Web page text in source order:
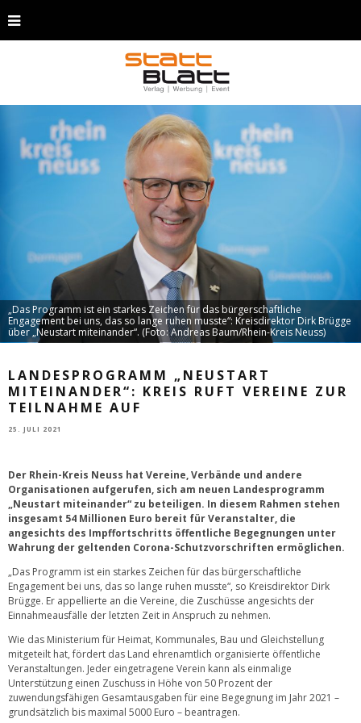
„Das Programm ist ein starkes Zeichen für das bürgerschaftliche
Engagement bei uns, das so lange ruhen musste“: Kreisdirektor Dirk Brügge
über „Neustart miteinander“. (Foto: Andreas Baum/Rhein-Kreis Neuss)
LANDESPROGRAMM „NEUSTART
MITEINANDER“: KREIS RUFT VEREINE ZUR
TEILNAHME AUF
25. JULI 2021
Der Rhein-Kreis Neuss hat Vereine, Verbände und andere
Organisationen aufgerufen, sich am neuen Landesprogramm
„Neustart miteinander“ zu beteiligen. In diesem Rahmen stehen
insgesamt 54 Millionen Euro bereit für Veranstalter, die
angesichts des Impffortschritts öffentliche Begegnungen unter
Wahrung der geltenden Corona-Schutzvorschriften ermöglichen.
„Das Programm ist ein starkes Zeichen für das bürgerschaftliche
Engagement bei uns, das so lange ruhen musste“, so Kreisdirektor Dirk
Brügge. Er appellierte an die Vereine, die Zuschüsse angesichts der
Einnahmeausfälle der letzten Zeit in Anspruch zu nehmen.
Wie das Ministerium für Heimat, Kommunales, Bau und Gleichstellung
mitgeteilt hat, fördert das Land ehrenamtlich organisierte öffentliche
Veranstaltungen. Jeder eingetragene Verein kann als einmalige
Unterstützung einen Zuschuss in Höhe von 50 Prozent der
zuwendungsfähigen Gesamtausgaben für eine Begegnung im Jahr 2021 –
grundsätzlich bis maximal 5000 Euro – beantragen.